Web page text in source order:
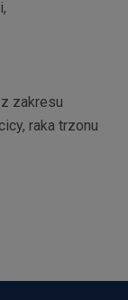
zakresu
raka trzonu